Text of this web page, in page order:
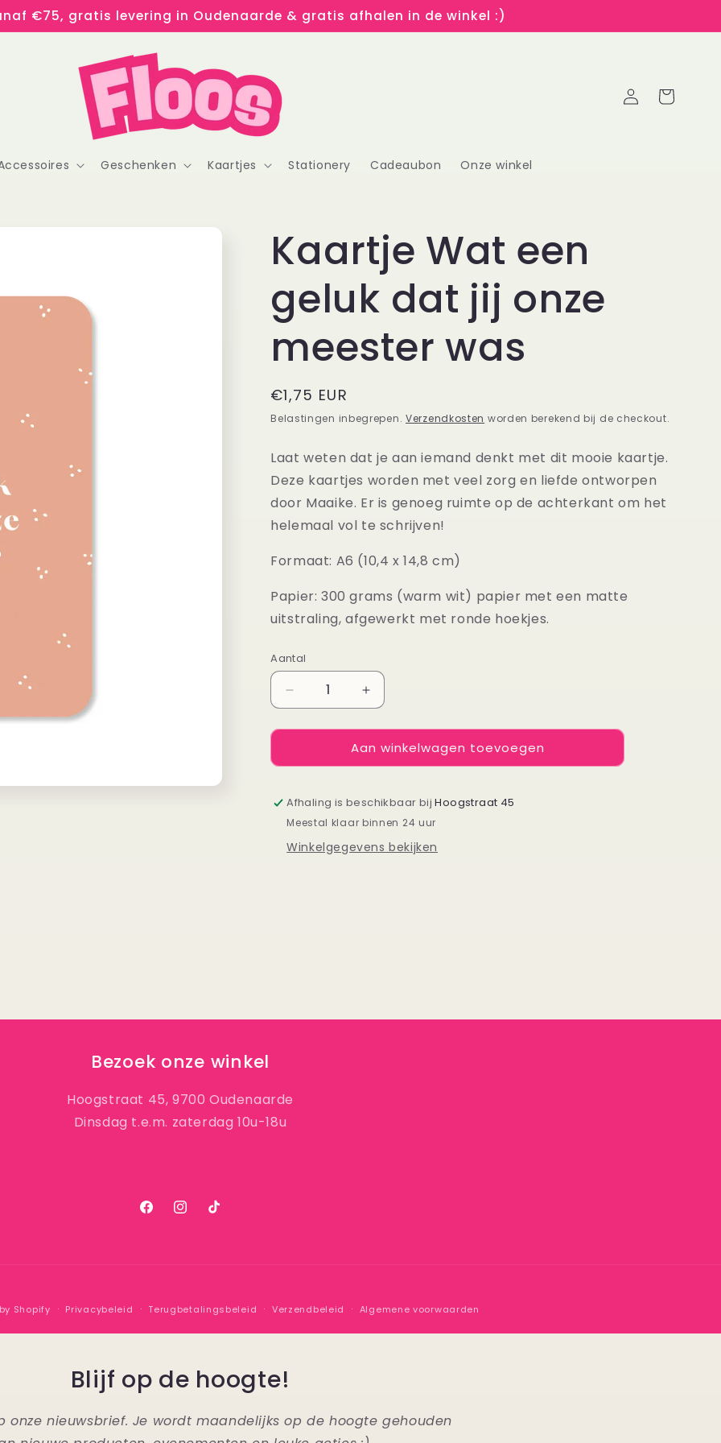
€75, gratis levering in Oudenaarde & gratis afhalen in de winkel :)
Geschenken Kaartjes Stationery Cadeaubon Onze winkel
Inloggen
Winkelwagen
Kaartje Wat een
geluk dat jij onze
meester was
Normale
prijs
€1,75 EUR
Belastingen inbegrepen. Verzendkosten worden berekend bij de checkout.
Laat weten dat je aan iemand denkt met dit mooie kaartje.
Deze kaartjes worden met veel zorg en liefde ontworpen
door Maaike. Er is genoeg ruimte op de achterkant om het
helemaal vol te schrijven!
Formaat: A6 (10,4 x 14,8 cm)
Papier: 300 grams (warm wit) papier met een matte
uitstraling, afgewerkt met ronde hoekjes.
Aantal
Aantal
Aantal
verlagen
voor
Wat
geluk
dat
onze
Aantal
verhogen
voor
Kaartje
Wat
geluk
dat
onze
Aan winkelwagen toevoegen
Afhaling is beschikbaar bijHoogstraat 45
Meestal klaar binnen 24 uur
Winkelgegevens bekijken
Bezoek onze winkel
Hoogstraat 45, 9700 Oudenaarde
Dinsdag t.e.m. zaterdag 10u-18u
FacebookInstagram
TikTok
Shopify Privacybeleid Terugbetalingsbeleid Verzendbeleid Algemene voorwaarden
Blijf op de hoogte!
onze nieuwsbrief. Je wordt maandelijks op de hoogte gehouden